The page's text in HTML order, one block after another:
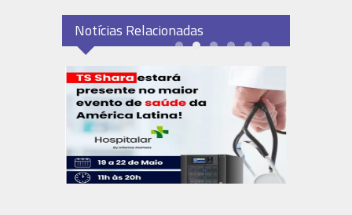
Notícias Relacionadas